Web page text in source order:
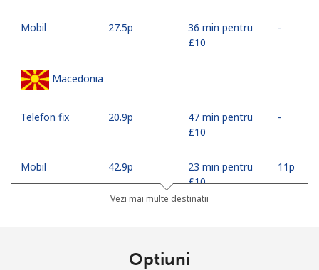
Mobil ⁦27.5p⁩
36 min pentru
⁦£10⁩
-
Macedonia
Telefon fix ⁦20.9p⁩
47 min pentru
⁦£10⁩
-
Mobil ⁦42.9p⁩
23 min pentru
⁦£10⁩
⁦11p⁩
⁦63.5p⁩
15 min pentru
Vezi mai multe destinatii
Optiuni